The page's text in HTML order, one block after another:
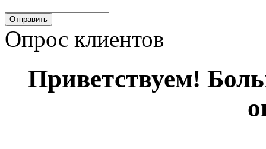
Опрос клиентов
Приветствуем!